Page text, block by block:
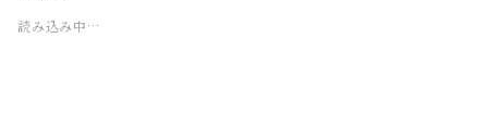
読み込み中…